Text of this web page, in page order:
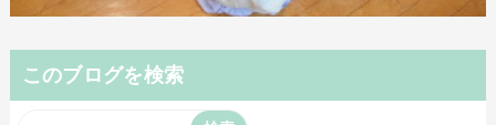
このブログを検索